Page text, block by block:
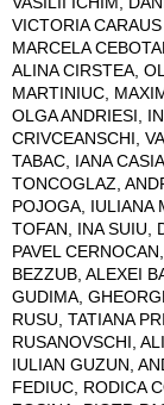
VICTORIA
MARCELA
ALINA CIRSTEA,
MARTINIUC,
OLGA ANDRIESI,
CRIVCEANSCHI,
TABAC, IANA
TONCOGLAZ,
POJOGA, IULIANA
TOFAN, INA SUIU,
PAVEL
BEZZUB, ALEXEI
GUDIMA,
RUSU, TATIANA
RUSANOVSCHI,
IULIAN GUZUN,
FEDIUC, RODICA